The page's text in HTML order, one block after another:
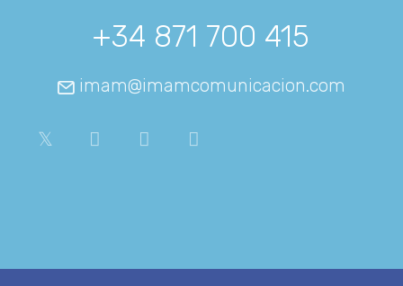
+34 871 700 415
imam@imamcomunicacion.com